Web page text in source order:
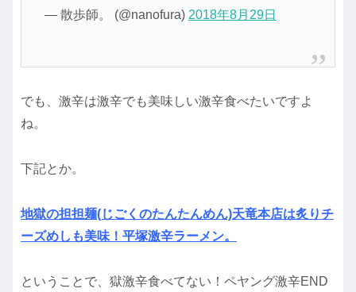
— 散歩師。 (@nanofura) 2018年8月29日
でも、激辛は激辛でも美味しい激辛食べたいですよ
ね。
下記とか。
地獄の担担麺(じごくのたんたんめん)天竜本店は炙りチ
ーズめしも美味！平塚激辛ラーメン。
ということで、獄激辛食べてない！ペヤング激辛END